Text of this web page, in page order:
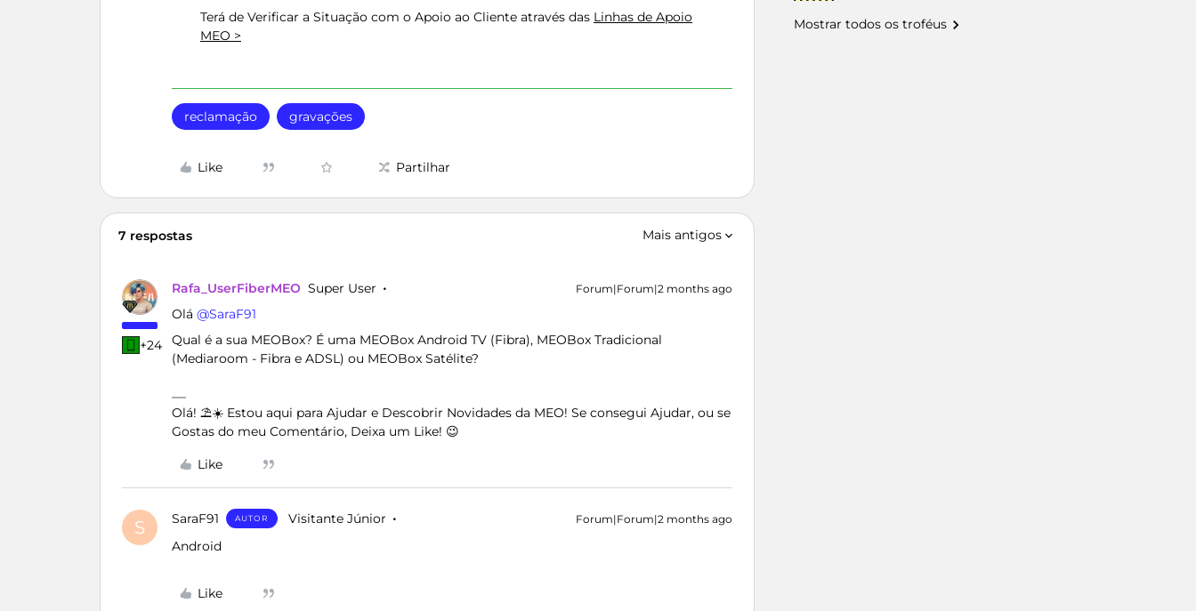
Terá de Verificar a Situação com o Apoio ao Cliente através das Linhas de Apoio
MEO >
reclamação gravações
Like Partilhar
7 respostas Mais antigos
+24
Rafa_UserFiberMEO Super User Forum|Forum|2 months ago
Olá ​ @SaraF91
Qual é a sua MEOBox? É uma MEOBox Android TV (Fibra), MEOBox Tradicional
(Mediaroom - Fibra e ADSL) ou MEOBox Satélite?
Olá! ⛱️☀️ Estou aqui para Ajudar e Descobrir Novidades da MEO! Se consegui Ajudar, ou se
Gostas do meu Comentário, Deixa um Like! 😉
Like
S SaraF91 AUTOR Visitante Júnior Forum|Forum|2 months ago
Android
Like
Mostrar todos os troféus